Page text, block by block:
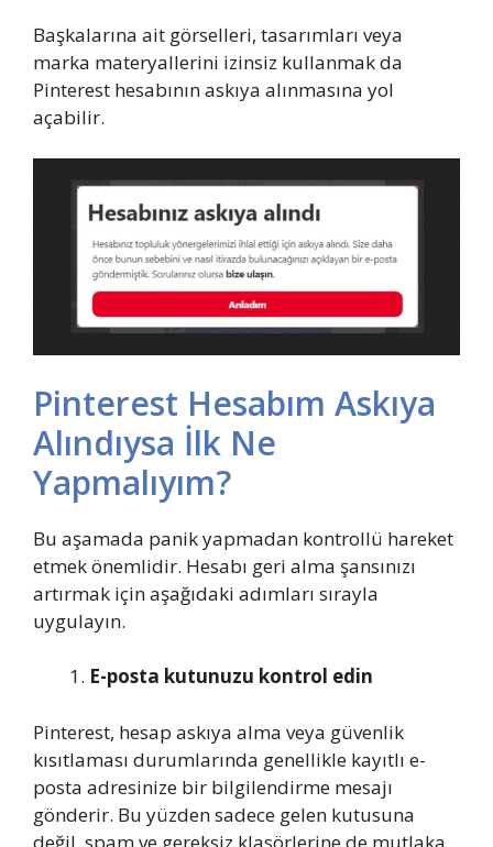
Başkalarına ait görselleri, tasarımları veya
marka materyallerini izinsiz kullanmak da
Pinterest hesabının askıya alınmasına yol
açabilir.
Pinterest Hesabım Askıya
Alındıysa İlk Ne
Yapmalıyım?
Bu aşamada panik yapmadan kontrollü hareket
etmek önemlidir. Hesabı geri alma şansınızı
artırmak için aşağıdaki adımları sırayla
uygulayın.
E-posta kutunuzu kontrol edin
Pinterest, hesap askıya alma veya güvenlik
kısıtlaması durumlarında genellikle kayıtlı e-
posta adresinize bir bilgilendirme mesajı
gönderir. Bu yüzden sadece gelen kutusuna
değil, spam ve gereksiz klasörlerine de mutlaka